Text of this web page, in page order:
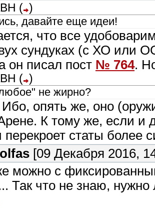
( )
давайте еще идеи!
что все
сундуках (с ХО или
он писал пост № 764.
( )
не жирно?
опять же, оно
К тому же, если и
перекроет статы более
[09 Декабря 2016,
можно с
Так что не знаю,